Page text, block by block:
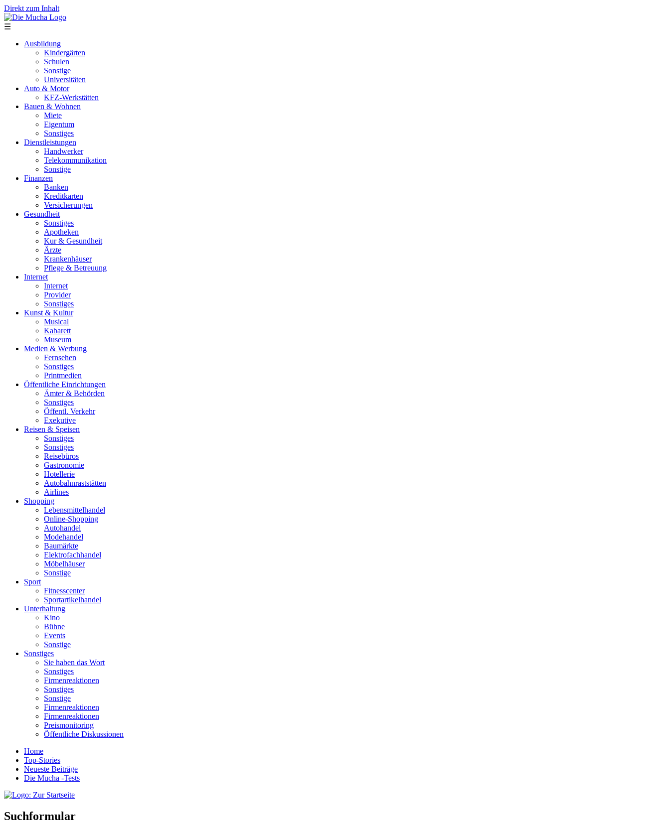
Direkt zum Inhalt
☰
Ausbildung
Kindergärten
Schulen
Sonstige
Universitäten
Auto & Motor
KFZ-Werkstätten
Bauen & Wohnen
Miete
Eigentum
Sonstiges
Dienstleistungen
Handwerker
Telekommunikation
Sonstige
Finanzen
Banken
Kreditkarten
Versicherungen
Gesundheit
Sonstiges
Apotheken
Kur & Gesundheit
Ärzte
Krankenhäuser
Pflege & Betreuung
Internet
Internet
Provider
Sonstiges
Kunst & Kultur
Musical
Kabarett
Museum
Medien & Werbung
Fernsehen
Sonstiges
Printmedien
Öffentliche Einrichtungen
Ämter & Behörden
Sonstiges
Öffentl. Verkehr
Exekutive
Reisen & Speisen
Sonstiges
Sonstiges
Reisebüros
Gastronomie
Hotellerie
Autobahnraststätten
Airlines
Shopping
Lebensmittelhandel
Online-Shopping
Autohandel
Modehandel
Baumärkte
Elektrofachhandel
Möbelhäuser
Sonstige
Sport
Fitnesscenter
Sportartikelhandel
Unterhaltung
Kino
Bühne
Events
Sonstige
Sonstiges
Sie haben das Wort
Sonstiges
Firmenreaktionen
Sonstiges
Sonstige
Firmenreaktionen
Firmenreaktionen
Preismonitoring
Öffentliche Diskussionen
Home
Top-Stories
Neueste Beiträge
Die Mucha -Tests
Suchformular